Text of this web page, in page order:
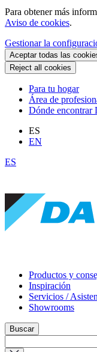
Para obtener más
Aviso de cookies.
Gestionar la
Aceptar todas las
Reject all cookies
Para tu hogar
Área de
Dónde encontrar
ES
EN
ES
Productos y
Inspiración
Servicios /
Showrooms
Buscar